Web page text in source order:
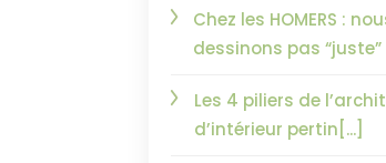
Chez les HOMERS :
dessinons pas “juste”
Les 4 piliers de
d’intérieur pertin[...]